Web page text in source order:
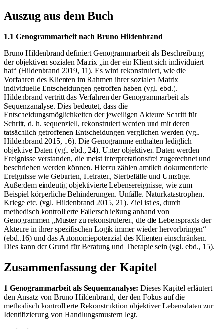
Auszug aus dem Buch
1.1 Genogrammarbeit nach Bruno Hildenbrand
Bruno Hildenbrand definiert Genogrammarbeit als Beschreibung
der objektiven sozialen Matrix „in der ein Klient sich individuiert
hat“ (Hildenbrand 2019, 11). Es wird rekonstruiert, wie die
Vorfahren des Klienten im Rahmen ihrer sozialen Matrix
individuelle Entscheidungen getroffen haben (vgl. ebd.).
Hildenbrand vertritt das Verfahren der Genogrammarbeit als
Sequenzanalyse. Dies bedeutet, dass die
Entscheidungsmöglichkeiten der jeweiligen Akteure Schritt für
Schritt, d. h. sequenziell, rekonstruiert werden und mit deren
tatsächlich getroffenen Entscheidungen verglichen werden (vgl.
Hildenbrand 2015, 16). Die Genogramme enthalten lediglich
objektive Daten (vgl. ebd., 24). Unter objektiven Daten werden
Ereignisse verstanden, die meist interpretationsfrei zugerechnet und
beschrieben werden können. Hierzu zählen amtlich dokumentierte
Ereignisse wie Geburten, Heiraten, Sterbefälle und Umzüge.
Außerdem eindeutig objektivierte Lebensereignisse, wie zum
Beispiel körperliche Behinderungen, Unfälle, Naturkatastrophen,
Kriege etc. (vgl. Hildenbrand 2015, 21). Ziel ist es, durch
methodisch kontrollierte Fallerschließung anhand von
Genogrammen „Muster zu rekonstruieren, die die Lebenspraxis der
Akteure in ihrer spezifischen Logik immer wieder hervorbringen“
(ebd.,16) und das Autonomiepotenzial des Klienten einschränken.
Dies kann der Grund für Beratung und Therapie sein (vgl. ebd., 15).
Zusammenfassung der Kapitel
1 Genogrammarbeit als Sequenzanalyse: Dieses Kapitel erläutert
den Ansatz von Bruno Hildenbrand, der den Fokus auf die
methodisch kontrollierte Rekonstruktion objektiver Lebensdaten zur
Identifizierung von Handlungsmustern legt.